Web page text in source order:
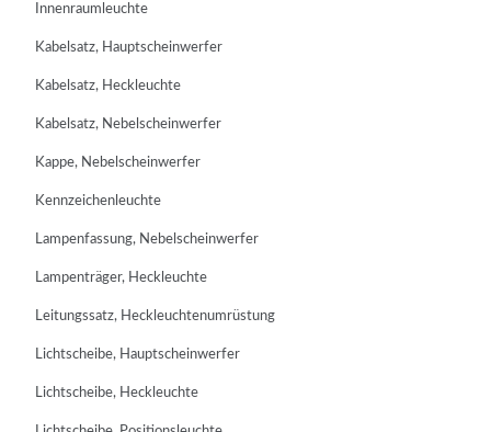
Innenraumleuchte
Kabelsatz, Hauptscheinwerfer
Kabelsatz, Heckleuchte
Kabelsatz, Nebelscheinwerfer
Kappe, Nebelscheinwerfer
Kennzeichenleuchte
Lampenfassung, Nebelscheinwerfer
Lampenträger, Heckleuchte
Leitungssatz, Heckleuchtenumrüstung
Lichtscheibe, Hauptscheinwerfer
Lichtscheibe, Heckleuchte